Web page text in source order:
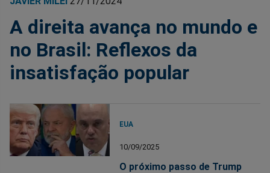
A direita avança no mundo e
no Brasil: Reflexos da
insatisfação popular
EUA
10/09/2025
O próximo passo de Trump